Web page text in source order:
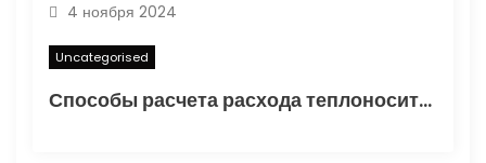
4 ноября 2024
Uncategorised
Способы расчета расхода теплоносителя для системы отопления